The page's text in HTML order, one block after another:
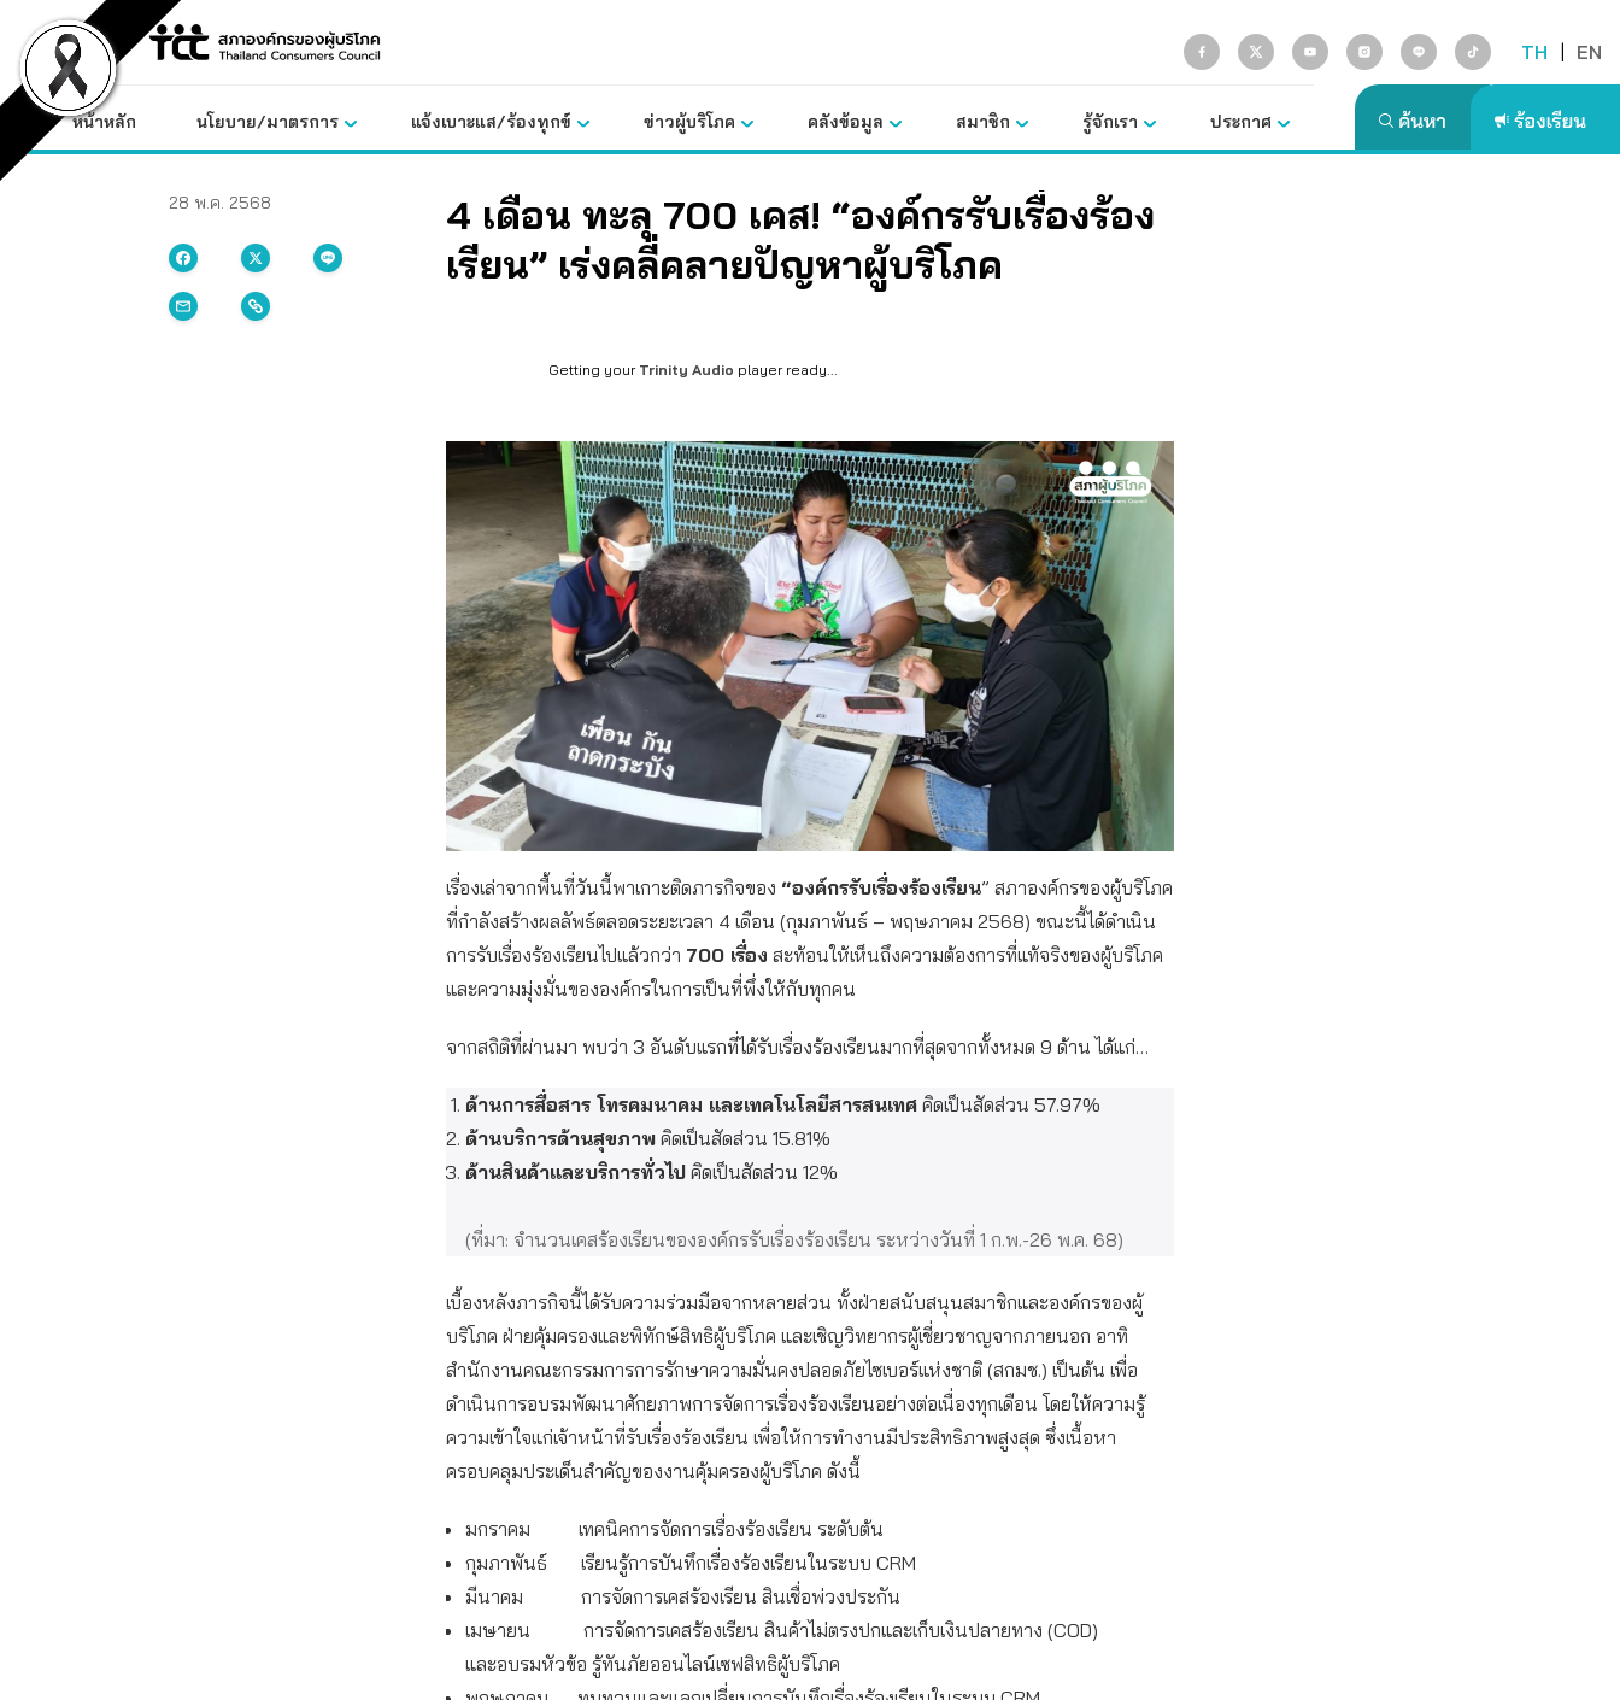
content
TH | EN
หน้าหลัก นโยบาย/มาตรการ แจ้งเบาะแส/ร้องทุกข์ ข่าวผู้บริโภค คลังข้อมูล สมาชิก รู้จักเรา ประกาศ
28 พ.ค. 2568
4 เดือน ทะลุ 700 เคส! “องค์กรรับเรื่องร้อง
เรียน” เร่งคลี่คลายปัญหาผู้บริโภค
Getting your Trinity Audio player ready...
เรื่องเล่าจากพื้นที่วันนี้พาเกาะติดภารกิจของ “องค์กรรับเรื่องร้องเรียน” สภาองค์กรของผู้บริโภค
ที่กำลังสร้างผลลัพธ์ตลอดระยะเวลา 4 เดือน (กุมภาพันธ์ – พฤษภาคม 2568) ขณะนี้ได้ดำเนิน
การรับเรื่องร้องเรียนไปแล้วกว่า 700 เรื่อง สะท้อนให้เห็นถึงความต้องการที่แท้จริงของผู้บริโภค
และความมุ่งมั่นขององค์กรในการเป็นที่พึ่งให้กับทุกคน
จากสถิติที่ผ่านมา พบว่า 3 อันดับแรกที่ได้รับเรื่องร้องเรียนมากที่สุดจากทั้งหมด 9 ด้าน ได้แก่…
ด้านการสื่อสาร โทรคมนาคม และเทคโนโลยีสารสนเทศ คิดเป็นสัดส่วน 57.97%
ด้านบริการด้านสุขภาพ คิดเป็นสัดส่วน 15.81%
ด้านสินค้าและบริการทั่วไป คิดเป็นสัดส่วน 12%
(ที่มา: จำนวนเคสร้องเรียนขององค์กรรับเรื่องร้องเรียน ระหว่างวันที่ 1 ก.พ.-26 พ.ค. 68)
เบื้องหลังภารกิจนี้ได้รับความร่วมมือจากหลายส่วน ทั้งฝ่ายสนับสนุนสมาชิกและองค์กรของผู้
บริโภค ฝ่ายคุ้มครองและพิทักษ์สิทธิผู้บริโภค และเชิญวิทยากรผู้เชี่ยวชาญจากภายนอก อาทิ
สำนักงานคณะกรรมการการรักษาความมั่นคงปลอดภัยไซเบอร์แห่งชาติ (สกมช.) เป็นต้น เพื่อ
ดำเนินการอบรมพัฒนาศักยภาพการจัดการเรื่องร้องเรียนอย่างต่อเนื่องทุกเดือน โดยให้ความรู้
ความเข้าใจแก่เจ้าหน้าที่รับเรื่องร้องเรียน เพื่อให้การทำงานมีประสิทธิภาพสูงสุด ซึ่งเนื้อหา
ครอบคลุมประเด็นสำคัญของงานคุ้มครองผู้บริโภค ดังนี้
มกราคม เทคนิคการจัดการเรื่องร้องเรียน ระดับต้น
กุมภาพันธ์ เรียนรู้การบันทึกเรื่องร้องเรียนในระบบ CRM
มีนาคม การจัดการเคสร้องเรียน สินเชื่อพ่วงประกัน
เมษายน การจัดการเคสร้องเรียน สินค้าไม่ตรงปกและเก็บเงินปลายทาง (COD)
และอบรมหัวข้อ รู้ทันภัยออนไลน์เซฟสิทธิผู้บริโภค